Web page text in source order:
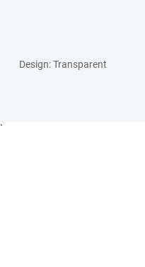
Design: Transparent
`